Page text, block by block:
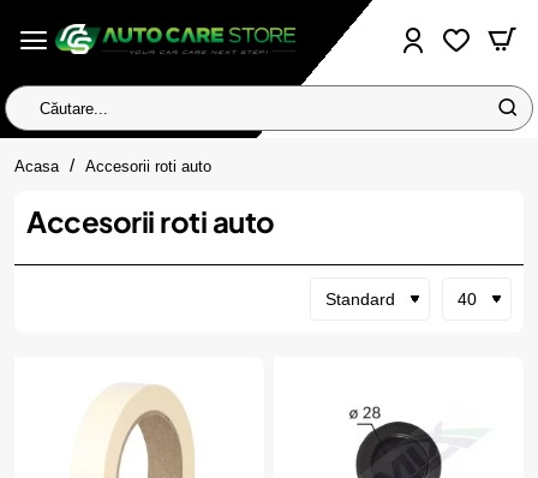
Căutare...
Acasa homeAccesorii roti auto
Accesorii roti auto